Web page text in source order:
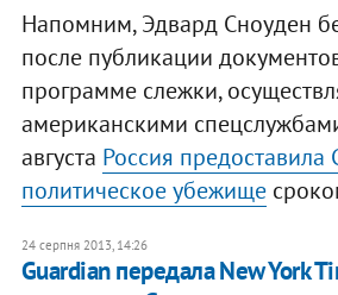
Напомним, Эдвард Сноуден
после публикации
программе слежки,
американскими
августа Россия предоставила
политическое убежище
24 серпня 2013, 14:26
Guardian передала New York